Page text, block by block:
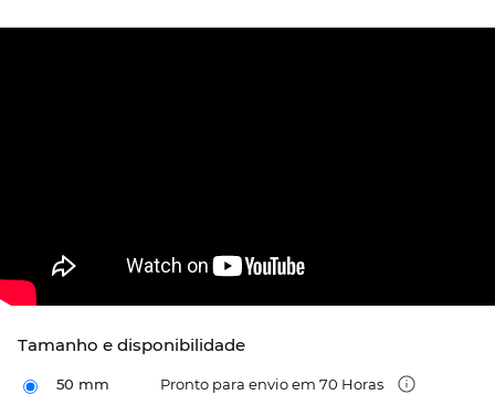
Tamanho e disponibilidade
50 mm Pronto para envio em 70 Horas